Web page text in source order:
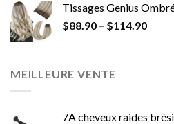
Tissages Genius
$88.90 – $114.90
MEILLEURE VENTE
7A cheveux raides